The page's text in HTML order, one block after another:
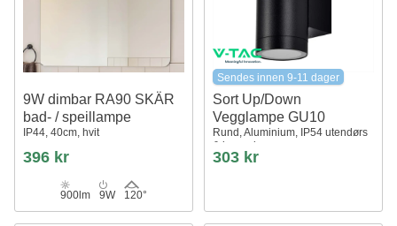
9W dimbar RA90 SKÄR
bad- / speillampe
IP44, 40cm, hvit
396 kr
900lm 9W 120°
Sendes innen 9-11 dager
Sort Up/Down
Vegglampe GU10
Rund, Aluminium, IP54 utendørs
& innendørs
303 kr